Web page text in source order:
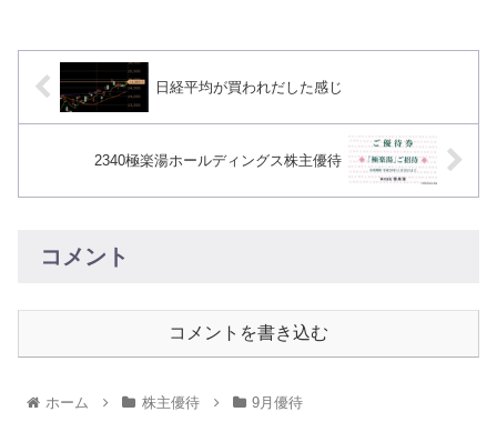
日経平均が買われだした感じ
2340極楽湯ホールディングス株主優待
コメント
コメントを書き込む
ホーム 株主優待 9月優待